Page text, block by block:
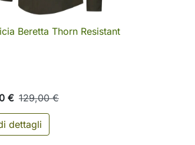
 Anteprima
Beretta Thorn Resistant
€ 129,00 €
dettagli